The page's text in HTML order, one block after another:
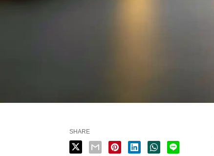
SHARE